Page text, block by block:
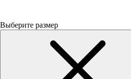
Выберите размер